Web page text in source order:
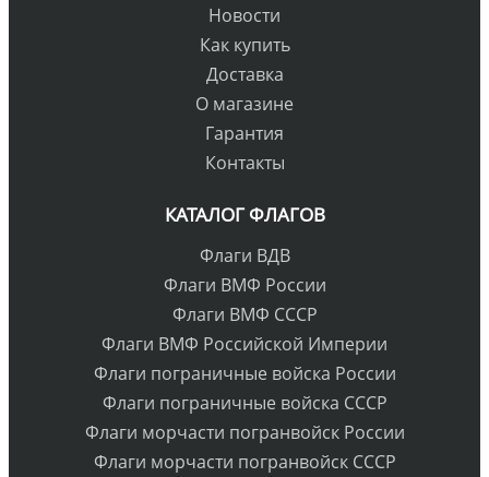
Новости
Как купить
Доставка
О магазине
Гарантия
Контакты
КАТАЛОГ ФЛАГОВ
Флаги ВДВ
Флаги ВМФ России
Флаги ВМФ СССР
Флаги ВМФ Российской Империи
Флаги пограничные войска России
Флаги пограничные войска СССР
Флаги морчасти погранвойск России
Флаги морчасти погранвойск СССР